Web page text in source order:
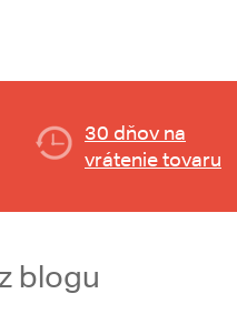
30 dňov na
vrátenie tovaru
blogu